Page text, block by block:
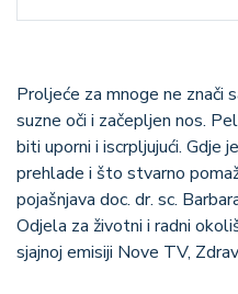
Proljeće za mnoge ne znači
suzne oči i začepljen nos.
biti uporni i iscrpljujući. Gdje
prehlade i što stvarno
pojašnjava doc. dr. sc.
Odjela za životni i radni
sjajnoj emisiji Nove TV,